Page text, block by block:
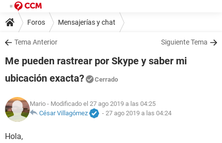
Foros Mensajerías y chat
Tema Anterior Siguiente Tema
Me pueden rastrear por Skype y saber mi
ubicación exacta?
Cerrado
Mario - Modificado el 27 ago 2019 a las 04:25
César Villagómez
- 27 ago 2019 a las 04:24
Hola,